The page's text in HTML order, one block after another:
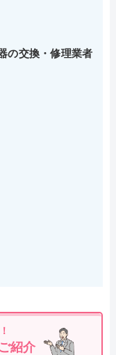
の交換・修理業者
紹介